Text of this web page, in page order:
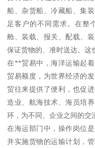
船、杂货船、冷藏船、集
足客户的不同需求。在整
舱、装载、报关、配载、
保证货物的、准时送达。这
在**贸易中，海洋运输起
贸易额度，为世界经济的
贸往来提供了便利，也促
造业、航海技术、海员培
环，为不同、企业之间的交
在海运部门中，操作岗位
并实施货物的运输计划，